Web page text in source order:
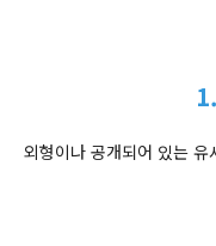
외형이나 공개되어 있는